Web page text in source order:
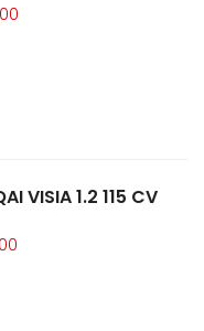
VISIA 1.2 115 CV